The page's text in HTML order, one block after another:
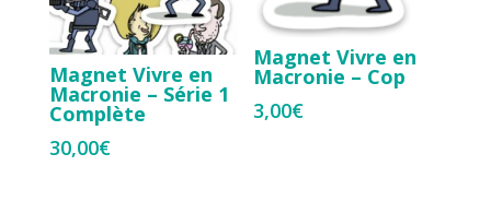
Magnet Vivre en
Macronie – Série 1
Complète
30,00€
Magnet Vivre en
Macronie – Cop
3,00€